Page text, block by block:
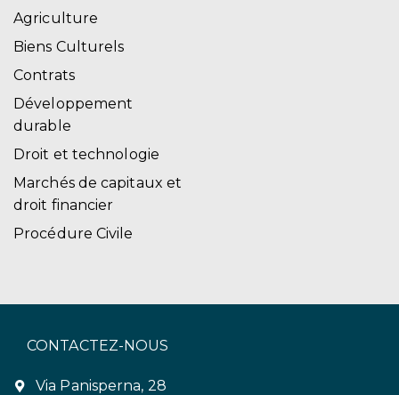
Agriculture
Biens Culturels
Contrats
Développement
durable
Droit et technologie
Marchés de capitaux et
droit financier
Procédure Civile
CONTACTEZ-NOUS
Via Panisperna, 28